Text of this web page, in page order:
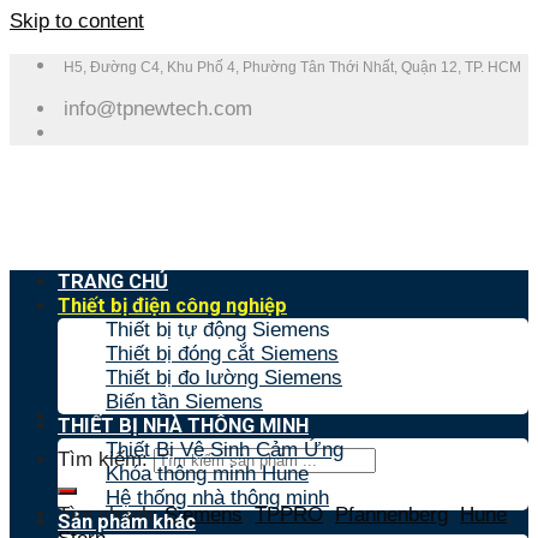
Skip to content
H5, Đường C4, Khu Phố 4, Phường Tân Thới Nhất, Quận 12, TP. HCM
info@tpnewtech.com
Tìm kiếm:
Tìm nhanh:Siemens,TPPRO,Pfannenberg,Hune,
TRANG CHỦ
Thiết bị điện công nghiệp
Thiết bị tự động Siemens
Thiết bị đóng cắt Siemens
Thiết bị đo lường Siemens
Biến tần Siemens
THIẾT BỊ NHÀ THÔNG MINH
Thiết Bị Vệ Sinh Cảm Ứng
Khóa thông minh Hune
Hệ thống nhà thông minh
Sản phẩm khác